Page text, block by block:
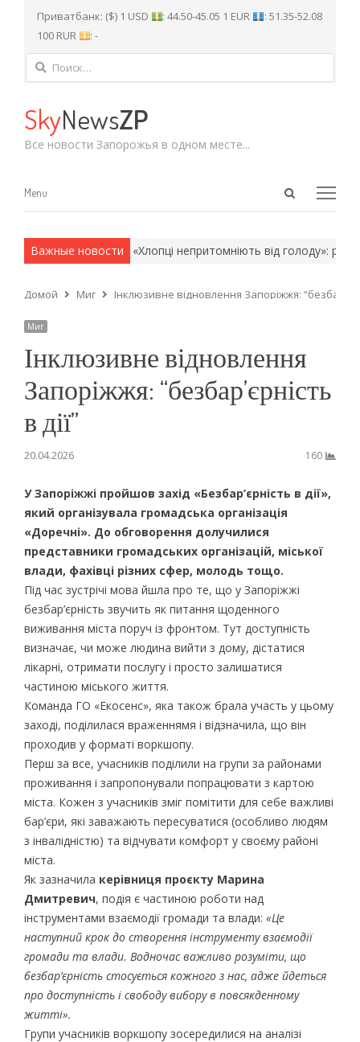
Приватбанк: ($) 1 USD : 44.50-45.05 1 EUR
: 51.35-52.08
100 RUR
: -
Найти:
SkyNewsZP
Все новости Запорожья в одном месте...
Open
Menu
Menu
Важные новости
методы. «Хлопці непритомніють від голоду»: рідні
Домой Миг Інклюзивне відновлення Запоріжжя:
Миг
Інклюзивне відновлення
Запоріжжя: “безбар’єрність
в дії”
20.04.2026 160
У Запоріжжі пройшов захід «Безбар’єрність в дії»,
який організувала громадська організація
«Доречні». До обговорення долучилися
представники громадських організацій, міської
влади, фахівці різних сфер, молодь тощо.
Під час зустрічі мова йшла про те, що у Запоріжжі
безбар’єрність звучить як питання щоденного
виживання міста поруч із фронтом. Тут доступність
визначає, чи може людина вийти з дому, дістатися
лікарні, отримати послугу і просто залишатися
частиною міського життя.
Команда ГО «Екосенс», яка також брала участь у цьому
заході, поділилася враженнямя і відзначила, що він
проходив у форматі воркшопу.
Перш за все, учасників поділили на групи за районами
проживання і запропонували попрацювати з картою
міста. Кожен з учасників зміг помітити для себе важливі
бар’єри, які заважають пересуватися (особливо людям
з інвалідністю) та відчувати комфорт у своєму районі
міста.
Як зазначила керівниця проєкту Марина
Дмитревич, подія є частиною роботи над
інструментами взаємодії громади та влади: «Це
наступний крок до створення інструменту взаємодії
громади та влади. Водночас важливо розуміти, що
безбар’єрність стосується кожного з нас, адже йдеться
про доступність і свободу вибору в повсякденному
житті».
Групи учасників воркшопу зосередилися на аналізі